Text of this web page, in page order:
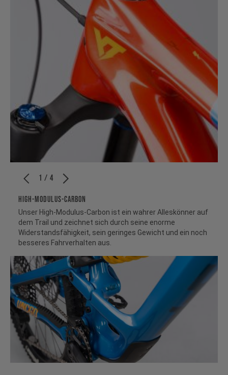
1 / 4
HIGH-MODULUS-CARBON
Unser High-Modulus-Carbon ist ein wahrer Alleskönner auf
dem Trail und zeichnet sich durch seine enorme
Widerstandsfähigkeit, sein geringes Gewicht und ein noch
besseres Fahrverhalten aus.